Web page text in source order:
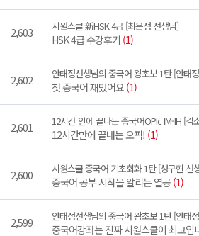
2,603 시원스쿨 新HSK 4급 [최은정 선생님]
HSK 4급 수강후기 (1)
2,602 안태정선생님의 중국어 왕초보 1탄 [안태
첫 중국어 재밌어요 (1)
2,601 12시간 안에 끝나는 중국어OPIc IM-IH [김
12시간만에 끝내는 오픽! (1)
2,600 시원스쿨 중국어 기초회화 1탄 [성구현 선
중국어 공부 시작을 알리는 열공 (1)
2,599 안태정선생님의 중국어 왕초보 1탄 [안태
중국어강좌는 진짜 시원스쿨이 최고입